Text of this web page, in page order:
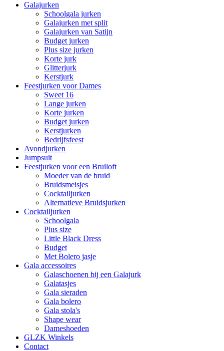
Galajurken
Schoolgala jurken
Galajurken met split
Galajurken van Satijn
Budget jurken
Plus size jurken
Korte jurk
Glitterjurk
Kerstjurk
Feestjurken voor Dames
Sweet 16
Lange jurken
Korte jurken
Budget jurken
Kerstjurken
Bedrijfsfeest
Avondjurken
Jumpsuit
Feestjurken voor een Bruiloft
Moeder van de bruid
Bruidsmeisjes
Cocktailjurken
Alternatieve Bruidsjurken
Cocktailjurken
Schoolgala
Plus size
Little Black Dress
Budget
Met Bolero jasje
Gala accessoires
Galaschoenen bij een Galajurk
Galatasjes
Gala sieraden
Gala bolero
Gala stola's
Shape wear
Dameshoeden
GLZK Winkels
Contact